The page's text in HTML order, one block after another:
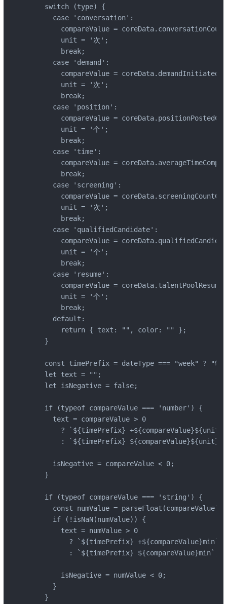
    switch (type) {
      case 'conversation':
compareValue =
        unit = '次';
        break;
      case 'demand':
compareValue =
        unit = '次';
        break;
      case 'position':
compareValue =
        unit = '个';
        break;
      case 'time':
compareValue =
        break;
      case 'screening':
compareValue =
        unit = '次';
        break;
      case 'qualifiedCandidate':
compareValue =
        unit = '个';
        break;
      case 'resume':
compareValue =
        unit = '个';
        break;
      default:
        return { text: "", color: "" };
    }
const timePrefix = dateType === "week" ? "较
    let text = "";
    let isNegative = false;
    if (typeof compareValue === 'number') {
      text = compareValue > 0
        ? `${timePrefix} +${compareValue}${unit}`
        : `${timePrefix} ${compareValue}${unit}`;
      isNegative = compareValue < 0;
    }
    if (typeof compareValue === 'string') {
      const numValue = parseFloat(compareValue);
      if (!isNaN(numValue)) {
        text = numValue > 0
          ? `${timePrefix} +${compareValue}min`
          : `${timePrefix} ${compareValue}min`;
        isNegative = numValue < 0;
      }
    }